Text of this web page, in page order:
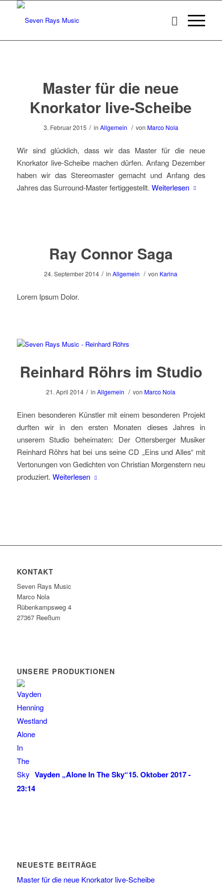
Master für die neue
Knorkator live-Scheibe
3. Februar 2015 / in Allgemein / von Marco Nola
Wir sind glücklich, dass wir das Master für die neue
Knorkator live-Scheibe machen dürfen. Anfang Dezember
haben wir das Stereomaster gemacht und Anfang des
Jahres das Surround-Master fertiggestellt. Weiterlesen
Ray Connor Saga
24. September 2014 / inAllgemein / von Karina
Lorem Ipsum Dolor.
Reinhard Röhrs im Studio
21. April 2014 / inAllgemein / von Marco Nola
Einen besonderen Künstler mit einem besonderen Projekt
durften wir in den ersten Monaten dieses Jahres in
unserem Studio beheimaten: Der Ottersberger Musiker
Reinhard Röhrs hat bei uns seine CD „Eins und Alles“ mit
Vertonungen von Gedichten von Christian Morgenstern neu
produziert. Weiterlesen
KONTAKT
Seven Rays Music
Marco Nola
Rübenkampsweg 4
27367 Reeßum
UNSERE PRODUKTIONEN
Vayden „Alone In The Sky“15. Oktober 2017 -
23:14
NEUESTE BEITRÄGE
Master für die neue Knorkator live-Scheibe